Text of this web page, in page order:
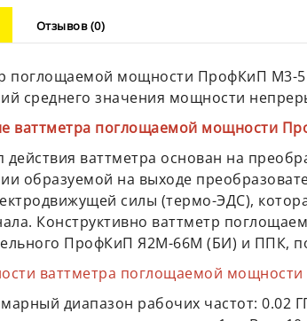
Отзывов (0)
поглощаемой мощности ПрофКиП М3-
среднего значения мощности
ваттметра поглощаемой мощности
действия ваттметра основан на
образуемой на выходе
силы (термо-ЭДС),
Конструктивно ваттметр
ПрофКиП Я2М-66М (БИ) и ППК,
ваттметра поглощаемой
диапазон рабочих частот: 0.02